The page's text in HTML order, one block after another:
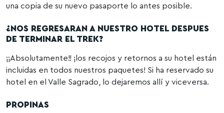
una copia de su nuevo pasaporte lo antes posible.
¿NOS REGRESARAN A NUESTRO HOTEL DESPUES
DE TERMINAR EL TREK?
¡¡Absolutamente!! ¡los recojos y retornos a su hotel están
incluidas en todos nuestros paquetes! Si ha reservado su
hotel en el Valle Sagrado, lo dejaremos allí y viceversa.
PROPINAS